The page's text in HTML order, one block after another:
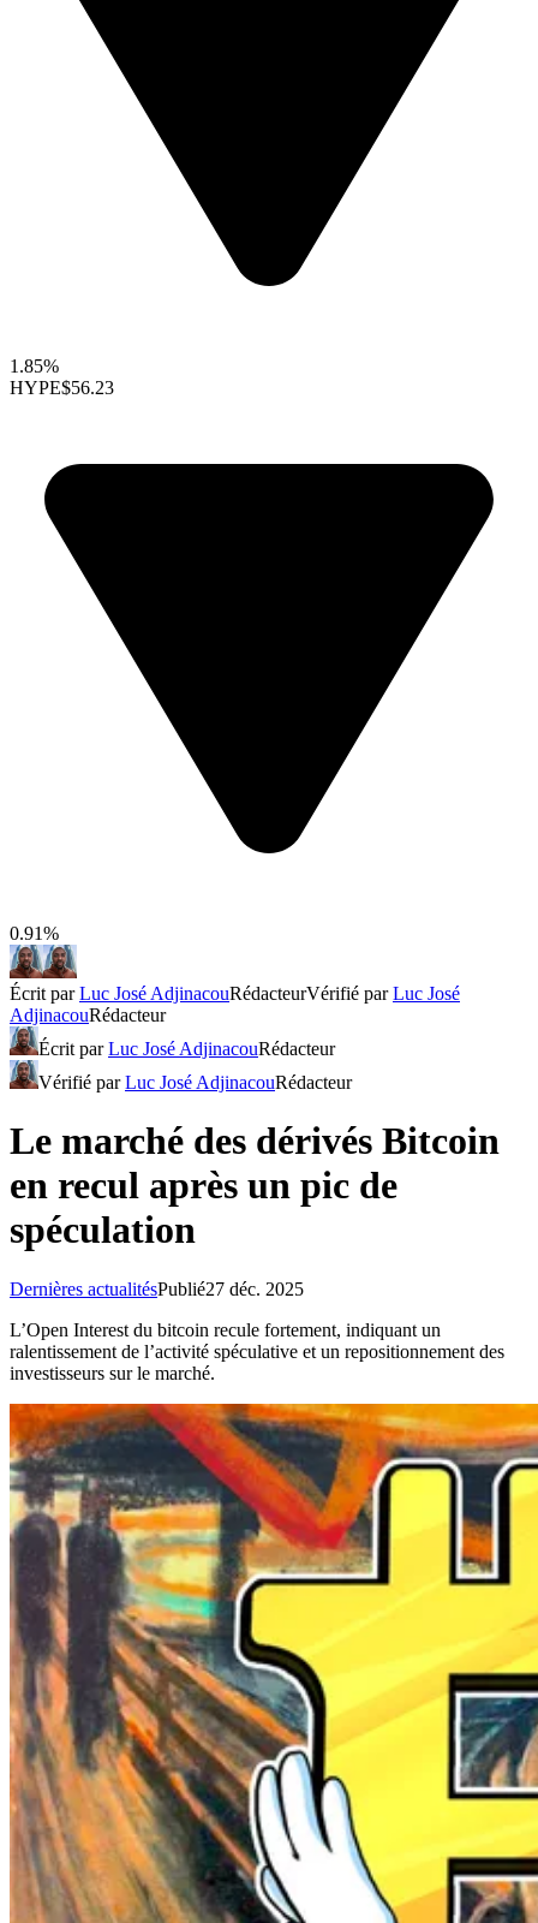
1.85%
HYPE$56.23
0.91%
Écrit parLuc José AdjinacouRédacteurVérifié parLuc José
AdjinacouRédacteur
Écrit parLuc José AdjinacouRédacteur
Vérifié parLuc José AdjinacouRédacteur
Le marché des dérivés Bitcoin
en recul après un pic de
spéculation
Dernières actualitésPublié27 déc. 2025
L’Open Interest du bitcoin recule fortement, indiquant un
ralentissement de l’activité spéculative et un repositionnement des
investisseurs sur le marché.